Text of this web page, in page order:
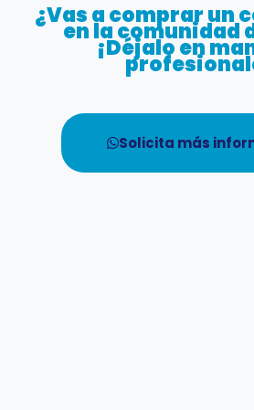
¿Vas a comprar un
en la comunidad
¡Déjalo en
Solicita más